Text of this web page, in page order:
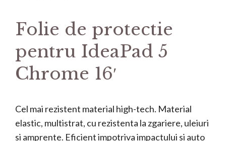
Folie de protectie
pentru IdeaPad 5
Chrome 16′
Cel mai rezistent material high-tech. Material
elastic, multistrat, cu rezistenta la zgariere, uleiuri
si amprente. Eficient impotriva impactului si auto